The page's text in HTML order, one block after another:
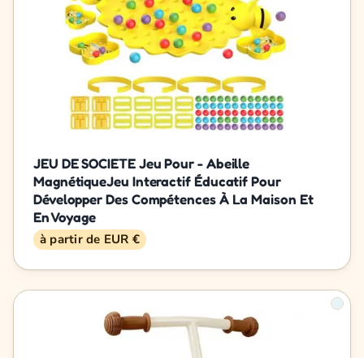
JEU DE SOCIETE Jeu Pour - Abeille
MagnétiqueJeu Interactif Éducatif Pour
Développer Des Compétences À La Maison Et
En Voyage
à partir de EUR €